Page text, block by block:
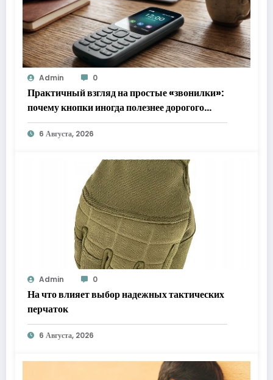
Admin 0
Практичный взгляд на простые «звонилки»:
почему кнопки иногда полезнее дорогого
флагмана
6 Августа, 2026
Admin 0
На что влияет выбор надежных тактических
перчаток
6 Августа, 2026